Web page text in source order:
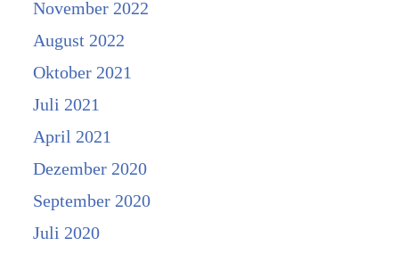
November 2022
August 2022
Oktober 2021
Juli 2021
April 2021
Dezember 2020
September 2020
Juli 2020